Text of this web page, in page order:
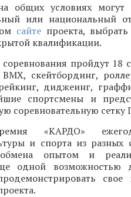
общих условиях
или национальный
сайтепроекта,
квалификации.
пройдут 18
скейтбординг,
диджеинг,
спортсмены и
соревновательную
«КАРДО»
и спорта из разных
обмена опытом и
одной возможностью
свое